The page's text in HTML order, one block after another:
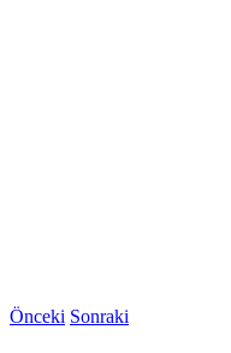
Önceki Sonraki